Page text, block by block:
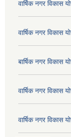
वार्षिक नगर विकास
वार्षिक नगर विकास
बार्षिक नगर विकास
वार्षिक नगर विकास
वार्षिक नगर विकास